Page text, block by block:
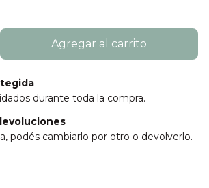
durante toda la compra.
podés cambiarlo por otro o devolverlo.